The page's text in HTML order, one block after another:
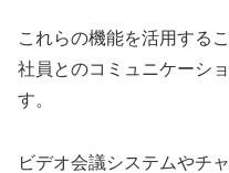
これらの機能を活用する
社員とのコミュニケーシ
す。
ビデオ会議システムやチ